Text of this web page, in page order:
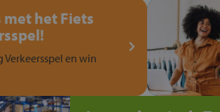
met het Fiets
Verkeersspel en win